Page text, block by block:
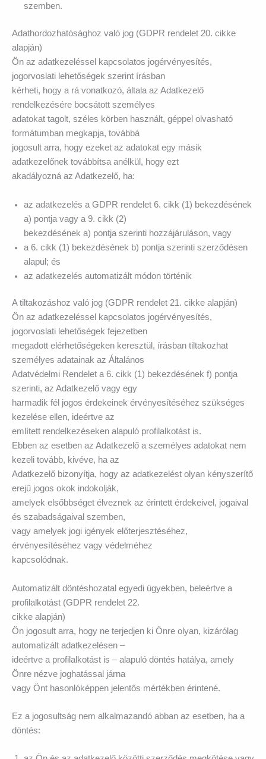
szemben.
Adathordozhatósághoz való jog (GDPR rendelet 20. cikke
alapján)
Ön az adatkezeléssel kapcsolatos jogérvényesítés,
jogorvoslati lehetőségek szerint írásban
kérheti, hogy a rá vonatkozó, általa az Adatkezelő
rendelkezésére bocsátott személyes
adatokat tagolt, széles körben használt, géppel olvasható
formátumban megkapja, továbbá
jogosult arra, hogy ezeket az adatokat egy másik
adatkezelőnek továbbítsa anélkül, hogy ezt
akadályozná az Adatkezelő, ha:
az adatkezelés a GDPR rendelet 6. cikk (1) bekezdésének
a) pontja vagy a 9. cikk (2)
bekezdésének a) pontja szerinti hozzájáruláson, vagy
a 6. cikk (1) bekezdésének b) pontja szerinti szerződésen
alapul; és
az adatkezelés automatizált módon történik
A tiltakozáshoz való jog (GDPR rendelet 21. cikke alapján)
Ön az adatkezeléssel kapcsolatos jogérvényesítés,
jogorvoslati lehetőségek fejezetben
megadott elérhetőségeken keresztül, írásban tiltakozhat
személyes adatainak az Általános
Adatvédelmi Rendelet a 6. cikk (1) bekezdésének f) pontja
szerinti, az Adatkezelő vagy egy
harmadik fél jogos érdekeinek érvényesítéséhez szükséges
kezelése ellen, ideértve az
említett rendelkezéseken alapuló profilalkotást is.
Ebben az esetben az Adatkezelő a személyes adatokat nem
kezeli tovább, kivéve, ha az
Adatkezelő bizonyítja, hogy az adatkezelést olyan kényszerítő
erejű jogos okok indokolják,
amelyek elsőbbséget élveznek az érintett érdekeivel, jogaival
és szabadságaival szemben,
vagy amelyek jogi igények előterjesztéséhez,
érvényesítéséhez vagy védelméhez
kapcsolódnak.
Automatizált döntéshozatal egyedi ügyekben, beleértve a
profilalkotást (GDPR rendelet 22.
cikke alapján)
Ön jogosult arra, hogy ne terjedjen ki Önre olyan, kizárólag
automatizált adatkezelésen –
ideértve a profilalkotást is – alapuló döntés hatálya, amely
Önre nézve joghatással járna
vagy Önt hasonlóképpen jelentős mértékben érintené.
Ez a jogosultság nem alkalmazandó abban az esetben, ha a
döntés: